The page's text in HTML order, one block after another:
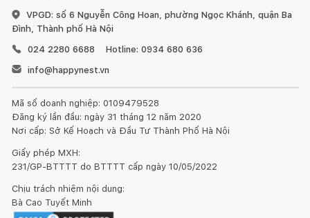
VPGD: số 6 Nguyễn Công Hoan, phường Ngọc Khánh, quận Ba
Đình, Thành phố Hà Nội
024 2280 6688
Hotline: 0934 680 636
info@happynest.vn
Mã số doanh nghiệp: 0109479528
Đăng ký lần đầu: ngày 31 tháng 12 năm 2020
Nơi cấp: Sở Kế Hoạch và Đầu Tư Thành Phố Hà Nội
Giấy phép MXH:
231/GP-BTTTT do BTTTT cấp ngày 10/05/2022
Chịu trách nhiệm nội dung:
Bà Cao Tuyết Minh